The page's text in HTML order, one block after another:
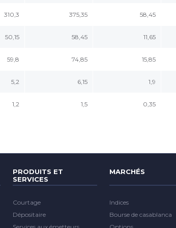
310,3 375,35 58,45
50,15 58,45 11,65
59,8 74,85 15,85
5,2 6,15 1,9
1,2 1,5 0,35
PRODUITS ET
SERVICES
Courtage
Dépositaire
MARCHÉS
Indices
Bourse de casablanca